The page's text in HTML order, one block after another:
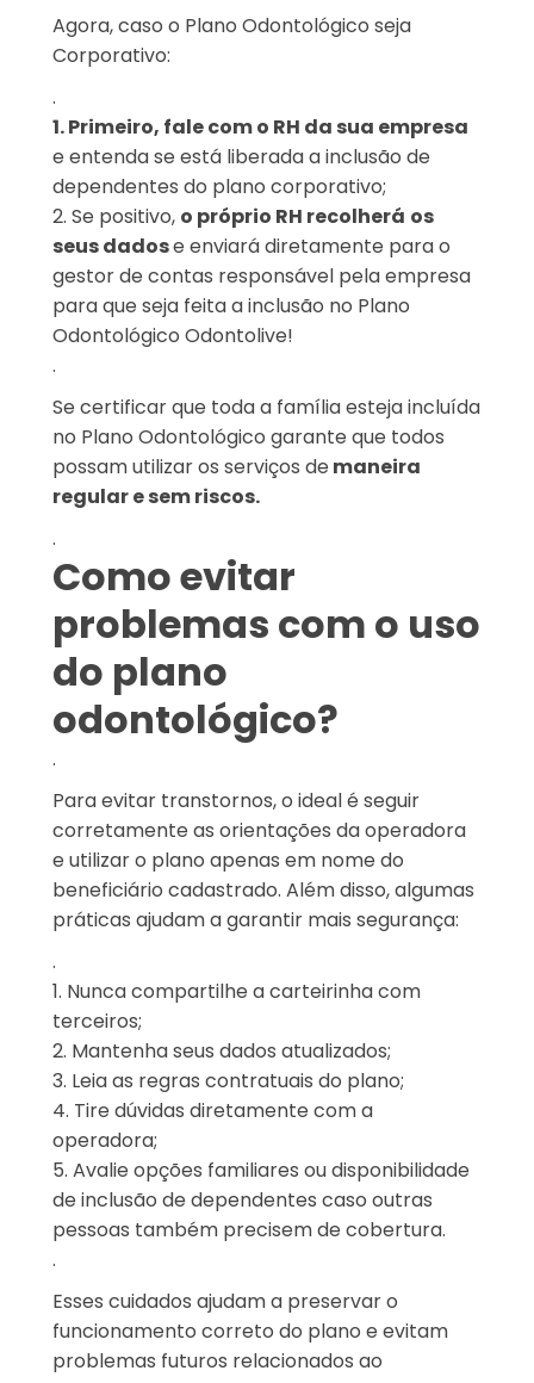
Agora, caso o Plano Odontológico seja
Corporativo:
.
1. Primeiro, fale com o RH da sua empresa
e entenda se está liberada a inclusão de
dependentes do plano corporativo;
2. Se positivo, o próprio RH recolherá os
seus dadose enviará diretamente para o
gestor de contas responsável pela empresa
para que seja feita a inclusão no Plano
Odontológico Odontolive!
.
Se certificar que toda a família esteja incluída
no Plano Odontológico garante que todos
possam utilizar os serviços de maneira
regular e sem riscos.
.
Como evitar
problemas com o uso
do plano
odontológico?
.
Para evitar transtornos, o ideal é seguir
corretamente as orientações da operadora
e utilizar o plano apenas em nome do
beneficiário cadastrado. Além disso, algumas
práticas ajudam a garantir mais segurança:
.
1. Nunca compartilhe a carteirinha com
terceiros;
2. Mantenha seus dados atualizados;
3. Leia as regras contratuais do plano;
4. Tire dúvidas diretamente com a
operadora;
5. Avalie opções familiares ou disponibilidade
de inclusão de dependentes caso outras
pessoas também precisem de cobertura.
.
Esses cuidados ajudam a preservar o
funcionamento correto do plano e evitam
problemas futuros relacionados ao